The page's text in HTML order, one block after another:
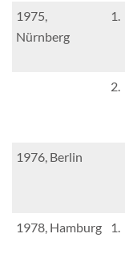
1975,
Nürnberg
1.
2.
1976, Berlin
1978, Hamburg
1.